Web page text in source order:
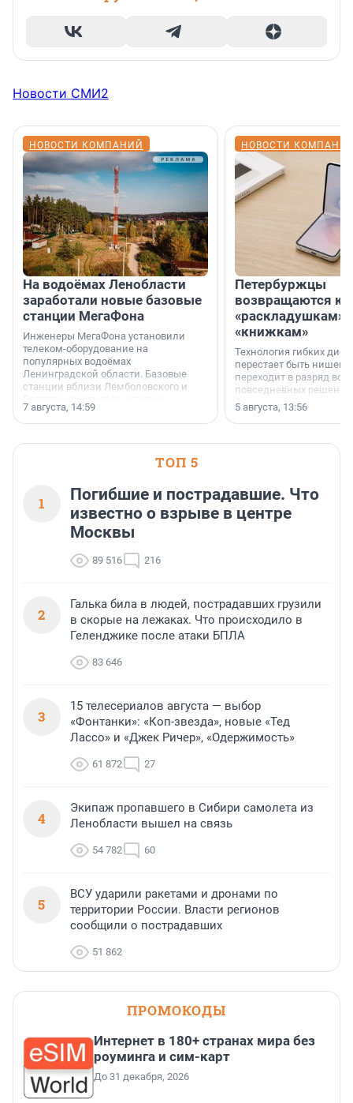
Новости СМИ2
НОВОСТИ КОМПАНИЙ
На водоёмах Ленобласти
заработали новые базовые
станции МегаФона
Инженеры МегаФона установили
телеком-оборудование на
популярных водоёмах
Ленинградской области. Базовые
станции вблизи Лемболовского и
недалеко от Большого Тосненского
водопада.
7 августа, 14:59
НОВОСТИ
Петербуржцы
возвращаются к
«раскладушкам»
«книжкам»
Технология гибких
перестает быть
переходит в разряд
повседневных
5 августа, 13:56
ТОП 5
1
Погибшие и пострадавшие. Что
известно о взрыве в центре
Москвы
89 516 216
2
Галька била в людей, пострадавших грузили
в скорые на лежаках. Что происходило в
Геленджике после атаки БПЛА
83 646
3
15 телесериалов августа — выбор
«Фонтанки»: «Коп-звезда», новые «Тед
Лассо» и «Джек Ричер», «Одержимость»
61 872 27
4
Экипаж пропавшего в Сибири самолета из
Ленобласти вышел на связь
54 782 60
5
ВСУ ударили ракетами и дронами по
территории России. Власти регионов
сообщили о пострадавших
51 862
ПРОМОКОДЫ
Интернет в 180+ странах мира без
роуминга и сим-карт
До 31 декабря, 2026